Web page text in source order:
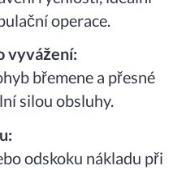
operace.
vyvážení:
břemene a přesné
silou obsluhy.
odskoku nákladu při